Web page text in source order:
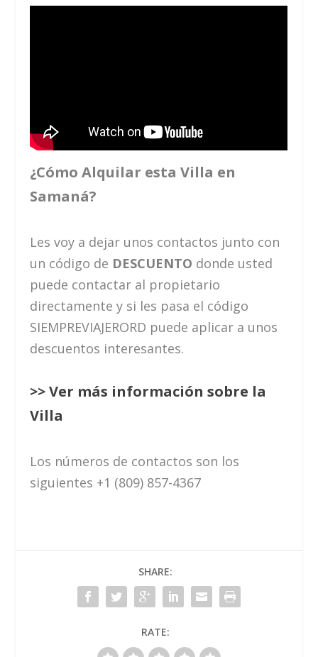
¿Cómo Alquilar esta Villa en
Samaná?
Les voy a dejar unos contactos junto con
un código de DESCUENTO donde usted
puede contactar al propietario
directamente y si les pasa el código
SIEMPREVIAJERORD puede aplicar a unos
descuentos interesantes.
>> Ver más información sobre la
Villa
Los números de contactos son los
siguientes +1 (809) 857-4367
SHARE:
RATE: